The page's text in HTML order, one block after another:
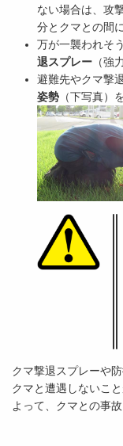
ない場合は、攻
分とクマとの間
万が一襲われそ
退スプレー （強
避難先やクマ撃
姿勢 （下写真）
クマ撃退スプレーや
クマと遭遇しないこ
よって、クマとの事